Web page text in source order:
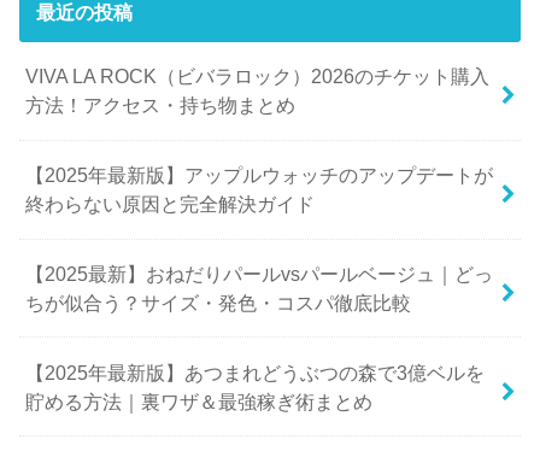
最近の投稿
VIVA LA ROCK（ビバラロック）2026のチケット購入
方法！アクセス・持ち物まとめ
【2025年最新版】アップルウォッチのアップデートが
終わらない原因と完全解決ガイド
【2025最新】おねだりパールvsパールベージュ｜どっ
ちが似合う？サイズ・発色・コスパ徹底比較
【2025年最新版】あつまれどうぶつの森で3億ベルを
貯める方法｜裏ワザ＆最強稼ぎ術まとめ